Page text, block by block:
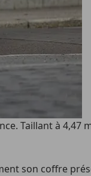
Taillant à 4,47
son coffre